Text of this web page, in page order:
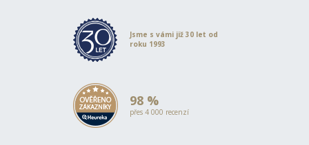
Jsme s vámi již 30 let od
roku 1993
98 %
přes 4 000 recenzí